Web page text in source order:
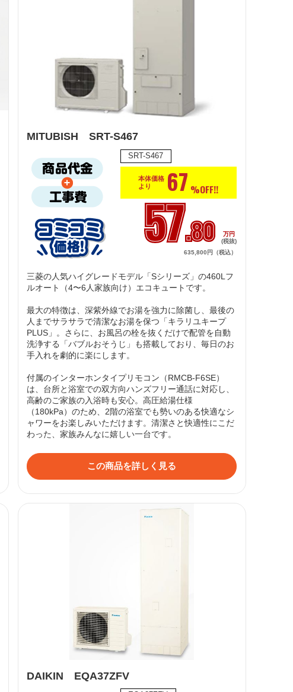
MITUBISH SRT-S467
SRT-S467
本体価格
より
67 %OFF!!
57.80
万円
(税抜)
635,800円（税込）
三菱の人気ハイグレードモデル「Sシリーズ」の460Lフ
ルオート（4〜6人家族向け）エコキュートです。
最大の特徴は、深紫外線でお湯を強力に除菌し、最後の
人までサラサラで清潔なお湯を保つ「キラリユキープ
PLUS」。さらに、お風呂の栓を抜くだけで配管を自動
洗浄する「バブルおそうじ」も搭載しており、毎日のお
手入れを劇的に楽にします。
付属のインターホンタイプリモコン（RMCB-F6SE）
は、台所と浴室での双方向ハンズフリー通話に対応し、
高齢のご家族の入浴時も安心。高圧給湯仕様
（180kPa）のため、2階の浴室でも勢いのある快適なシ
ャワーをお楽しみいただけます。清潔さと快適性にこだ
わった、家族みんなに嬉しい一台です。
この商品を詳しく見る
DAIKIN EQA37ZFV